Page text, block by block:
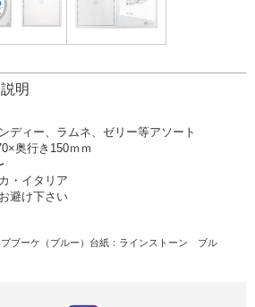
明
ィー、ラムネ、ゼリー等アソート
奥行き150ｍｍ
・イタリア
避け下さい
ブーケ（ブルー） 台紙：ラインストーン ブル